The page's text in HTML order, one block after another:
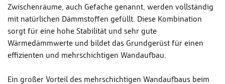
Zwischenräume, auch Gefache genannt, werden vollständig
mit natürlichen Dämmstoffen gefüllt. Diese Kombination
sorgt für eine hohe Stabilität und sehr gute
Wärmedämmwerte und bildet das Grundgerüst für einen
effizienten und mehrschichtigen Wandaufbau.
Ein großer Vorteil des mehrschichtigen Wandaufbaus beim